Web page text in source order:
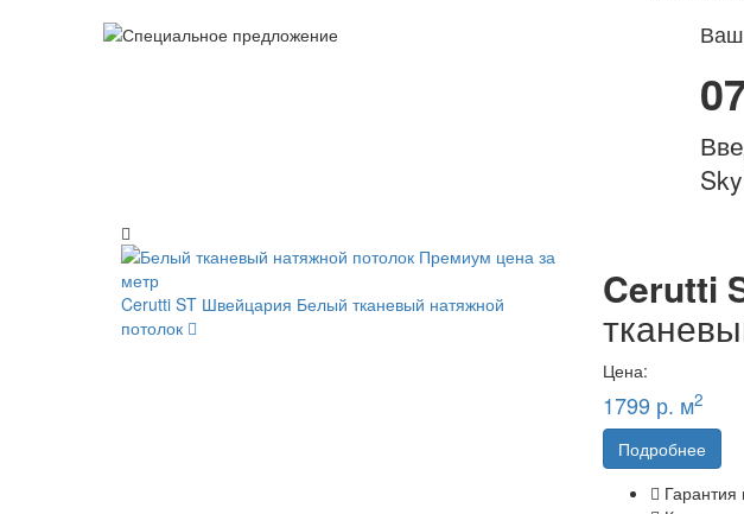
Ваш
Cerutti
Цена:
1799 р. м2
Подробнее
Гарантия
Cerutti ST Швейцария Белый тканевый натяжной
потолок